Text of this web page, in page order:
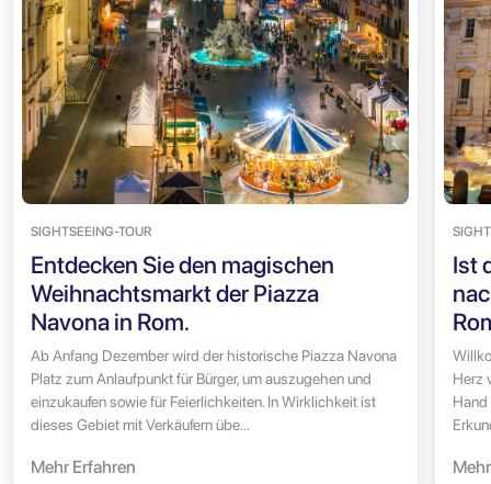
SIGHTSEEING-TOUR
Entdecken Sie den magischen
Weihnachtsmarkt der Piazza
Navona in Rom.
Ab Anfang Dezember wird der historische Piazza Navona
Platz zum Anlaufpunkt für Bürger, um auszugehen und
einzukaufen sowie für Feierlichkeiten. In Wirklichkeit ist
dieses Gebiet mit Verkäufern übe...
Mehr Erfahren
Ist
Herz
Hand